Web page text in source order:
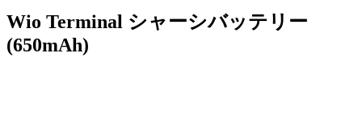
Wio Terminal シャーシバッテリー
(650mAh)